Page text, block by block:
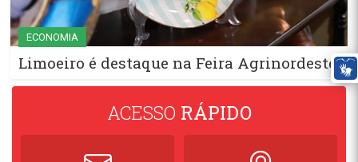
ECONOMIA
Limoeiro é destaque na Feira Agrinordeste
ACESSO RÁPIDO